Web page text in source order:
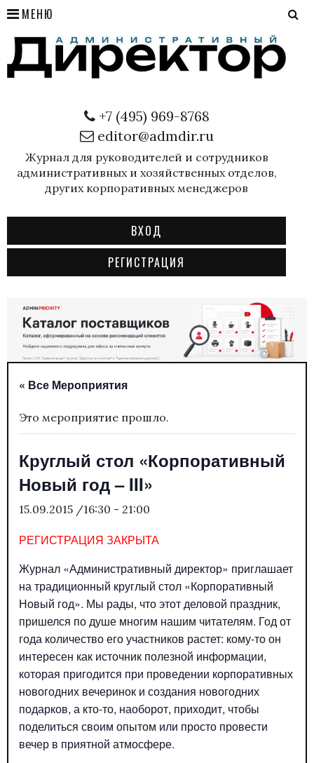
МЕНЮ
+7 (495) 969-8768
editor@admdir.ru
Журнал для руководителей и сотрудников
административных и хозяйственных отделов,
других корпоративных менеджеров
ВХОД
РЕГИСТРАЦИЯ
« Все Мероприятия
Это мероприятие прошло.
Круглый стол «Корпоративный
Новый год – III»
15.09.2015 /16:30 - 21:00
РЕГИСТРАЦИЯ ЗАКРЫТА
Журнал «Административный директор» приглашает
на традиционный круглый стол «Корпоративный
Новый год». Мы рады, что этот деловой праздник,
пришелся по душе многим нашим читателям. Год от
года количество его участников растет: кому-то он
интересен как источник полезной информации,
которая пригодится при проведении корпоративных
новогодних вечеринок и создания новогодних
подарков, а кто-то, наоборот, приходит, чтобы
поделиться своим опытом или просто провести
вечер в приятной атмосфере.